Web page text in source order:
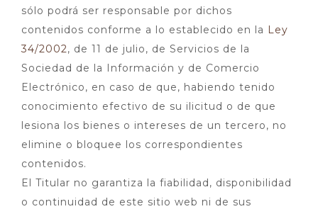
sólo podrá ser responsable por dichos
contenidos conforme a lo establecido en la Ley
34/2002, de 11 de julio, de Servicios de la
Sociedad de la Información y de Comercio
Electrónico, en caso de que, habiendo tenido
conocimiento efectivo de su ilicitud o de que
lesiona los bienes o intereses de un tercero, no
elimine o bloquee los correspondientes
contenidos.
El Titular no garantiza la fiabilidad, disponibilidad
o continuidad de este sitio web ni de sus